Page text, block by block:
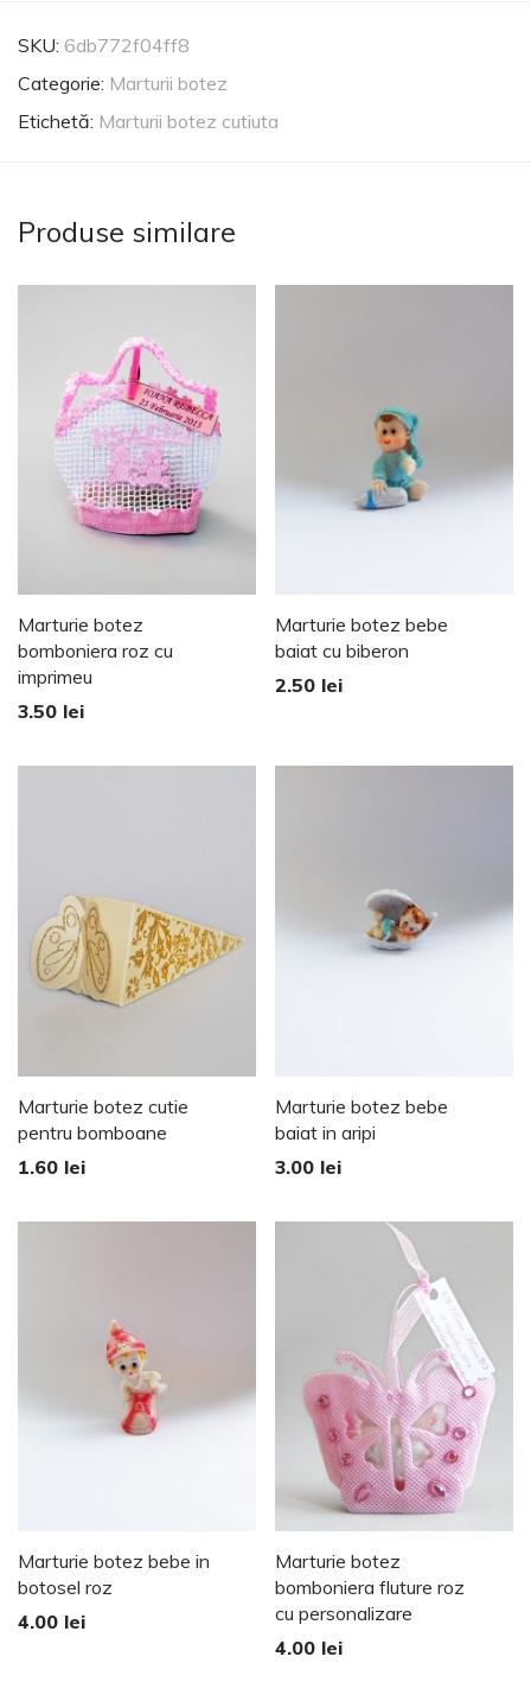
SKU: 6db772f04ff8
Categorie: Marturii botez
Etichetă: Marturii botez cutiuta
Produse similare
Marturie botez
bomboniera roz cu
imprimeu
3.50 lei
Marturie botez bebe
baiat cu biberon
2.50 lei
Marturie botez cutie
pentru bomboane
1.60 lei
Marturie botez bebe
baiat in aripi
3.00 lei
Marturie botez bebe in
botosel roz
4.00 lei
Marturie botez
bomboniera fluture roz
cu personalizare
4.00 lei